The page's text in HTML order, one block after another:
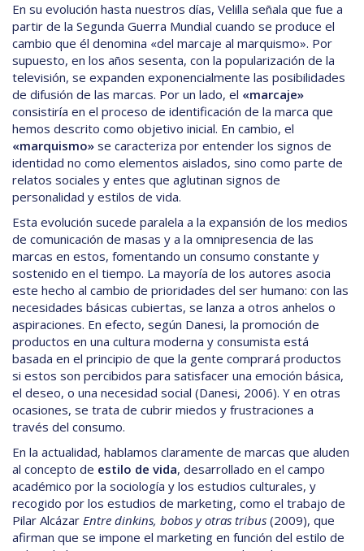
En su evolución hasta nuestros días, Velilla señala que fue a
partir de la Segunda Guerra Mundial cuando se produce el
cambio que él denomina «del marcaje al marquismo». Por
supuesto, en los años sesenta, con la popularización de la
televisión, se expanden exponencialmente las posibilidades
de difusión de las marcas. Por un lado, el «marcaje»
consistiría en el proceso de identificación de la marca que
hemos descrito como objetivo inicial. En cambio, el
«marquismo» se caracteriza por entender los signos de
identidad no como elementos aislados, sino como parte de
relatos sociales y entes que aglutinan signos de
personalidad y estilos de vida.
Esta evolución sucede paralela a la expansión de los medios
de comunicación de masas y a la omnipresencia de las
marcas en estos, fomentando un consumo constante y
sostenido en el tiempo. La mayoría de los autores asocia
este hecho al cambio de prioridades del ser humano: con las
necesidades básicas cubiertas, se lanza a otros anhelos o
aspiraciones. En efecto, según Danesi, la promoción de
productos en una cultura moderna y consumista está
basada en el principio de que la gente comprará productos
si estos son percibidos para satisfacer una emoción básica,
el deseo, o una necesidad social (Danesi, 2006). Y en otras
ocasiones, se trata de cubrir miedos y frustraciones a
través del consumo.
En la actualidad, hablamos claramente de marcas que aluden
al concepto de estilo de vida, desarrollado en el campo
académico por la sociología y los estudios culturales, y
recogido por los estudios de marketing, como el trabajo de
Pilar Alcázar Entre dinkins, bobos y otras tribus (2009), que
afirman que se impone el marketing en función del estilo de